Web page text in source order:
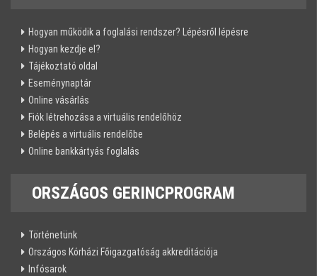
Hogyan működik a foglalási rendszer? Lépésről lépésre
Hogyan kezdje el?
Tájékoztató oldal
Eseménynaptár
Online vásárlás
Fiók létrehozása a virtuális rendelőhöz
Belépés a virtuális rendelőbe
Online bankkártyás foglalás
ORSZÁGOS GERINCPROGRAM
Történetünk
Országos Kórházi Főigazgatóság akkreditációja
Infósarok